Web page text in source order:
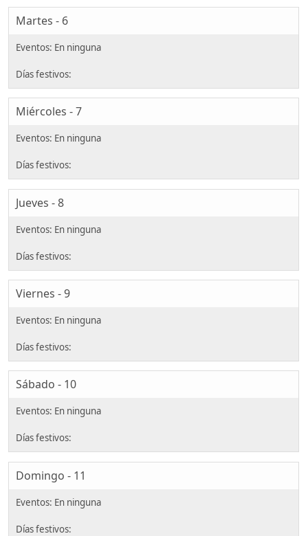
Martes - 6
Miércoles - 7
Jueves - 8
Viernes - 9
Sábado - 10
Domingo - 11